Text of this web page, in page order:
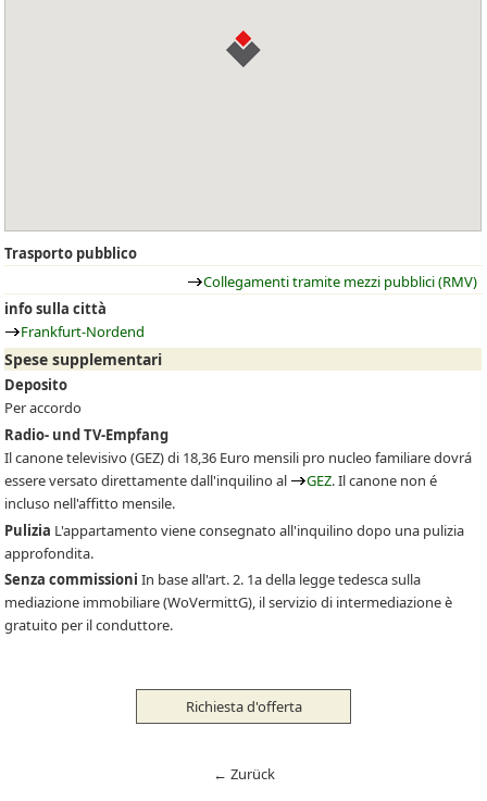
Trasporto pubblico
Collegamenti tramite mezzi pubblici (RMV)
info sulla città
Frankfurt-Nordend
Spese supplementari
Deposito
Per accordo
Radio- und TV-Empfang
Il canone televisivo(GEZ)di 18,36 Euro mensili pro nucleo familiare dovrá
essere versato direttamente dall'inquilino al
GEZ. Il canone non é
incluso nell'affitto mensile.
Pulizia L'appartamento viene consegnato all'inquilino dopo una pulizia
approfondita.
Senza commissioni In base all'art. 2. 1a della legge tedesca sulla
mediazione immobiliare (WoVermittG), il servizio di intermediazione è
gratuito per il conduttore.
Richiesta d'offerta
← Zurück